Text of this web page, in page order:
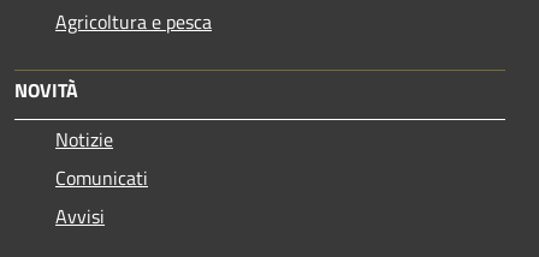
Agricoltura e pesca
NOVITÀ
Notizie
Comunicati
Avvisi